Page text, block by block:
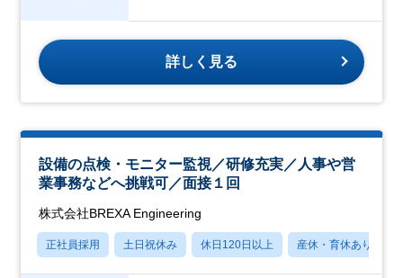
詳しく見る
設備の点検・モニター監視／研修充実／人事や営
業事務などへ挑戦可／面接１回
株式会社BREXA Engineering
正社員採用 土日祝休み 休日120日以上 産休・育休あり